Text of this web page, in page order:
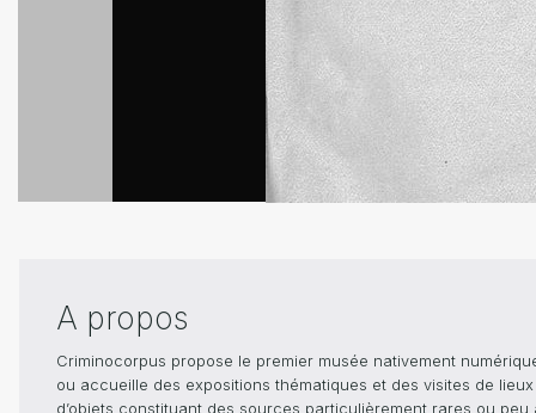
A propos
Criminocorpus propose le premier musée nativement
ou accueille des expositions thématiques et des visites de
d’objets constituant des sources particulièrement rares ou